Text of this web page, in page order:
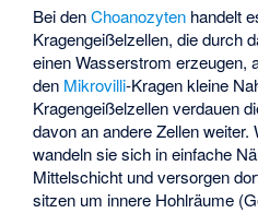
Bei denChoanozyten handelt
Kragengeißelzellen, die durch
einen Wasserstrom erzeugen,
den Mikrovilli-Kragen kleine
Kragengeißelzellen verdauen
davon an andere Zellen weiter.
wandeln sie sich in einfache
Mittelschicht und versorgen
sitzen um innere Hohlräume